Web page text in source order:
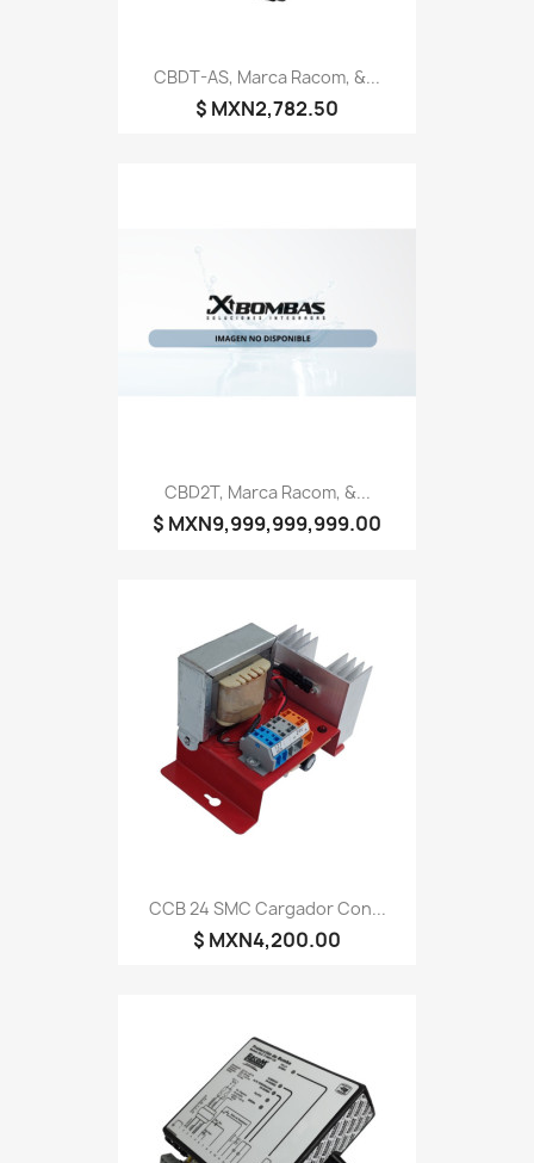
CBDT-AS, Marca Racom, &...
$ MXN2,782.50
CBD2T, Marca Racom, &...
$ MXN9,999,999,999.00
CCB 24 SMC Cargador Con...
$ MXN4,200.00